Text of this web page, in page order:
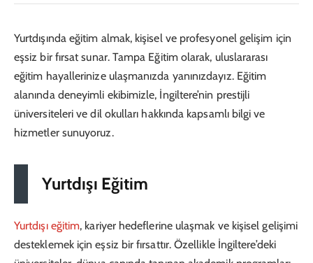
Yurtdışında eğitim almak, kişisel ve profesyonel gelişim için
eşsiz bir fırsat sunar. Tampa Eğitim olarak, uluslararası
eğitim hayallerinize ulaşmanızda yanınızdayız. Eğitim
alanında deneyimli ekibimizle, İngiltere’nin prestijli
üniversiteleri ve dil okulları hakkında kapsamlı bilgi ve
hizmetler sunuyoruz.
Yurtdışı Eğitim
Yurtdışı eğitim, kariyer hedeflerine ulaşmak ve kişisel gelişimi
desteklemek için eşsiz bir fırsattır. Özellikle İngiltere’deki